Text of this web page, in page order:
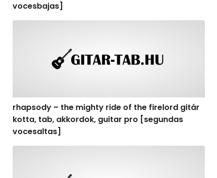
vocesbajas]
rhapsody – the mighty ride of the firelord gitár
kotta, tab, akkordok, guitar pro [segundas
vocesaltas]